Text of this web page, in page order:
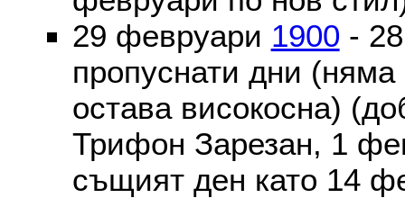
29 февруари 1900 -
пропуснати дни
остава високосна)
Трифон Зарезан, 1
същият ден като 14